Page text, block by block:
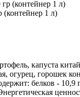
(контейнер 1 л)
капуста
огурец, горошек
белков - 10,9